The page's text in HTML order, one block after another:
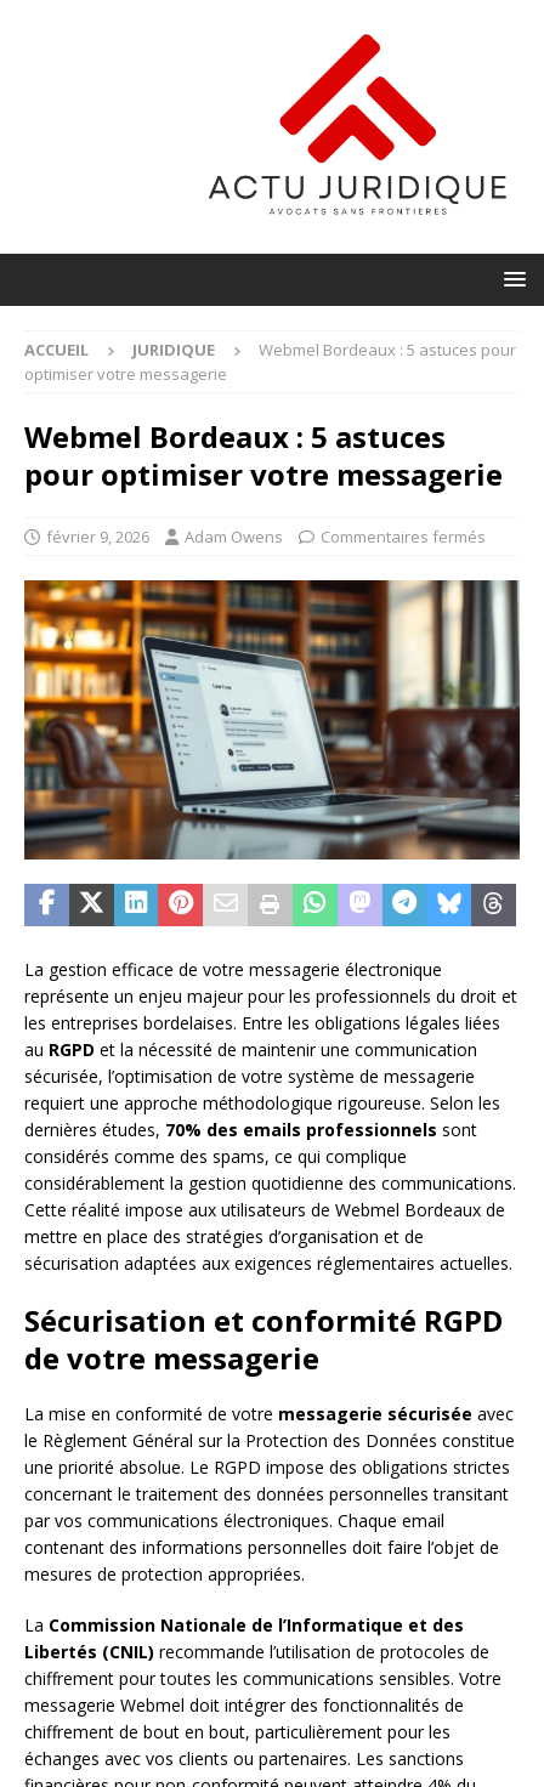
ACCUEIL JURIDIQUE
Webmel Bordeaux : 5 astuces pour
optimiser votre messagerie
Webmel Bordeaux : 5 astuces
pour optimiser votre messagerie
février 9, 2026 Adam Owens Commentaires fermés
La gestion efficace de votre messagerie électronique
représente un enjeu majeur pour les professionnels du droit et
les entreprises bordelaises. Entre les obligations légales liées
au RGPD et la nécessité de maintenir une communication
sécurisée, l’optimisation de votre système de messagerie
requiert une approche méthodologique rigoureuse. Selon les
dernières études, 70% des emails professionnels sont
considérés comme des spams, ce qui complique
considérablement la gestion quotidienne des communications.
Cette réalité impose aux utilisateurs de Webmel Bordeaux de
mettre en place des stratégies d’organisation et de
sécurisation adaptées aux exigences réglementaires actuelles.
Sécurisation et conformité RGPD
de votre messagerie
La mise en conformité de votre messagerie sécurisée avec
le Règlement Général sur la Protection des Données constitue
une priorité absolue. Le RGPD impose des obligations strictes
concernant le traitement des données personnelles transitant
par vos communications électroniques. Chaque email
contenant des informations personnelles doit faire l’objet de
mesures de protection appropriées.
La Commission Nationale de l’Informatique et des
Libertés (CNIL) recommande l’utilisation de protocoles de
chiffrement pour toutes les communications sensibles. Votre
messagerie Webmel doit intégrer des fonctionnalités de
chiffrement de bout en bout, particulièrement pour les
échanges avec vos clients ou partenaires. Les sanctions